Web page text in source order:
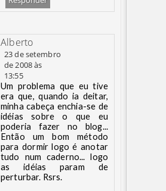
Alberto
23 de setembro
de 2008 às
13:55
Um problema que eu tive
era que, quando ia deitar,
minha cabeça enchia-se de
idéias sobre o que eu
poderia fazer no blog...
Então um bom método
para dormir logo é anotar
tudo num caderno... logo
as idéias param de
perturbar. Rsrs.